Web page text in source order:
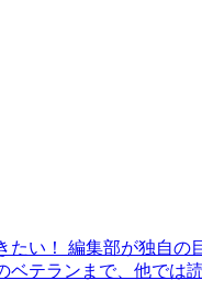
たい！ 編集部が独自の
ベテランまで、他では